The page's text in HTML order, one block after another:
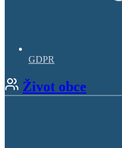
GDPR
Život obce